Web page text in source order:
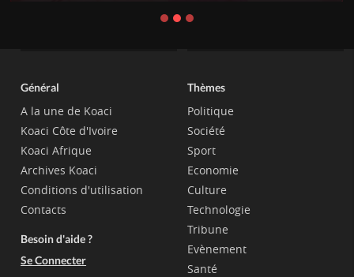
Général
A la une de Koaci
Koaci Côte d'Ivoire
Koaci Afrique
Archives Koaci
Conditions d'utilisation
Contacts
Besoin d'aide ?
Se Connecter
Thèmes
Politique
Société
Sport
Economie
Culture
Technologie
Tribune
Evènement
Santé